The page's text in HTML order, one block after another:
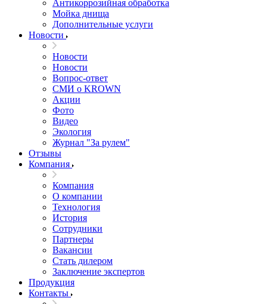
Антикоррозийная обработка
Мойка днища
Дополнительные услуги
Новости
Новости
Новости
Вопрос-ответ
СМИ о KROWN
Акции
Фото
Видео
Экология
Журнал "За рулем"
Отзывы
Компания
Компания
О компании
Технология
История
Сотрудники
Партнеры
Вакансии
Стать дилером
Заключение экспертов
Продукция
Контакты